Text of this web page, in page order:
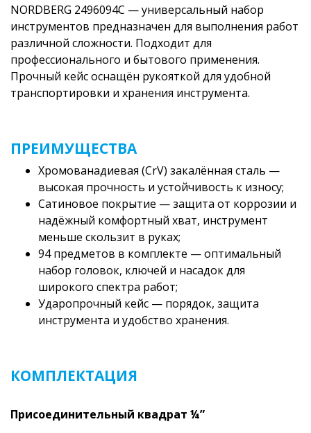
NORDBERG 2496094C — универсальный набор
инструментов предназначен для выполнения работ
различной сложности. Подходит для
профессионального и бытового применения.
Прочный кейс оснащён рукояткой для удобной
транспортировки и хранения инструмента.
ПРЕИМУЩЕСТВА
Хромованадиевая (CrV) закалённая сталь —
высокая прочность и устойчивость к износу;
Сатиновое покрытие — защита от коррозии и
надёжный комфортный хват, инструмент
меньше скользит в руках;
94 предметов в комплекте — оптимальный
набор головок, ключей и насадок для
широкого спектра работ;
Ударопрочный кейс — порядок, защита
инструмента и удобство хранения.
КОМПЛЕКТАЦИЯ
Присоединительный квадрат ¼”